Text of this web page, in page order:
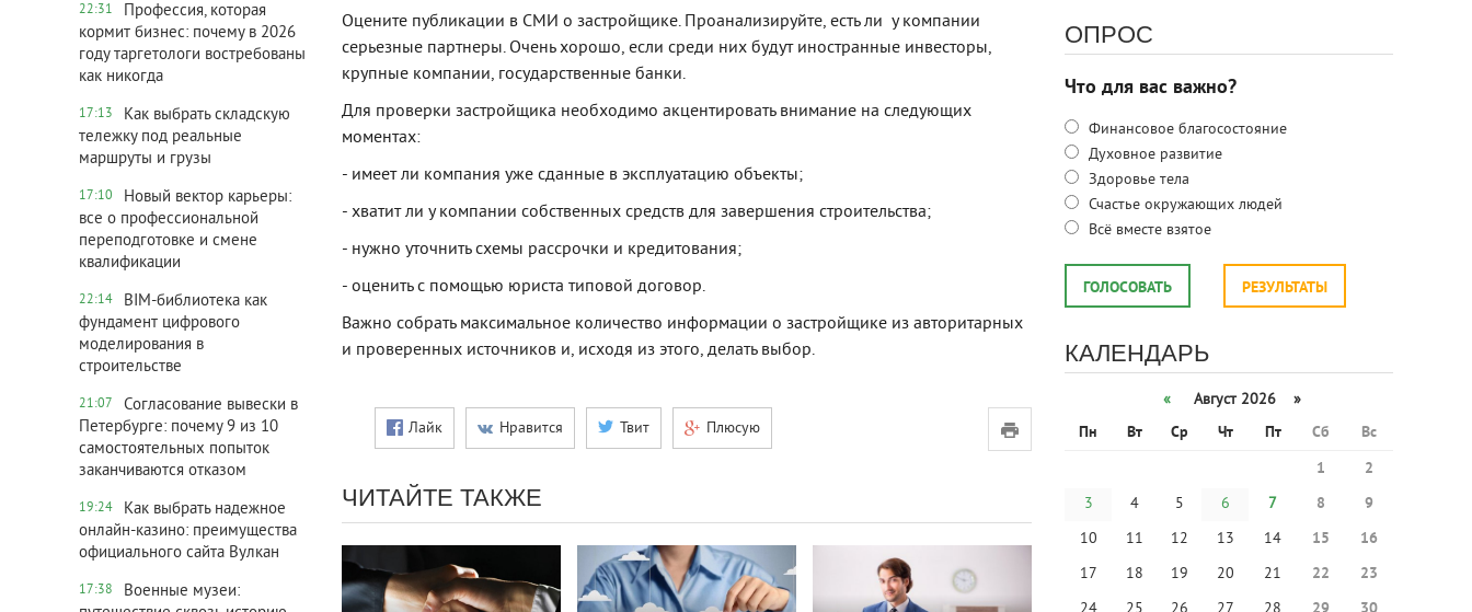
22:31
Профессия, которая
кормит бизнес: почему в 2026
году таргетологи востребованы
как никогда
17:13
Как выбрать складскую
тележку под реальные
маршруты и грузы
17:10
Новый вектор карьеры:
все о профессиональной
переподготовке и смене
квалификации
22:14
BIM-библиотека как
фундамент цифрового
моделирования в
строительстве
21:07
Согласование вывески в
Петербурге: почему 9 из 10
самостоятельных попыток
заканчиваются отказом
19:24
Как выбрать надежное
онлайн-казино: преимущества
официального сайта Вулкан
17:38
Военные музеи:
Оцените публикации в СМИ о застройщике. Проанализируйте, есть ли у компании
серьезные партнеры. Очень хорошо, если среди них будут иностранные инвесторы,
крупные компании, государственные банки.
Для проверки застройщика необходимо акцентировать внимание на следующих
моментах:
- имеет ли компания уже сданные в эксплуатацию объекты;
- хватит ли у компании собственных средств для завершения строительства;
- нужно уточнить схемы рассрочки и кредитования;
- оценить с помощью юриста типовой договор.
Важно собрать максимальное количество информации о застройщике из авторитарных
и проверенных источников и, исходя из этого, делать выбор.
Лайк Нравится Твит Плюсую
ЧИТАЙТЕ ТАКЖЕ
ОПРОС
Что для вас важно?
Финансовое благосостояние
Духовное развитие
Здоровье тела
Счастье окружающих людей
Всё вместе взятое
ГОЛОСОВАТЬ РЕЗУЛЬТАТЫ
КАЛЕНДАРЬ
«
Август 2026 »
Пн
Вт Ср Чт Пт Сб
Вс
1
2
3
4 5 6 7 8
9
10
11 12 13 14 15
16
17
18 19 20 21 22
23